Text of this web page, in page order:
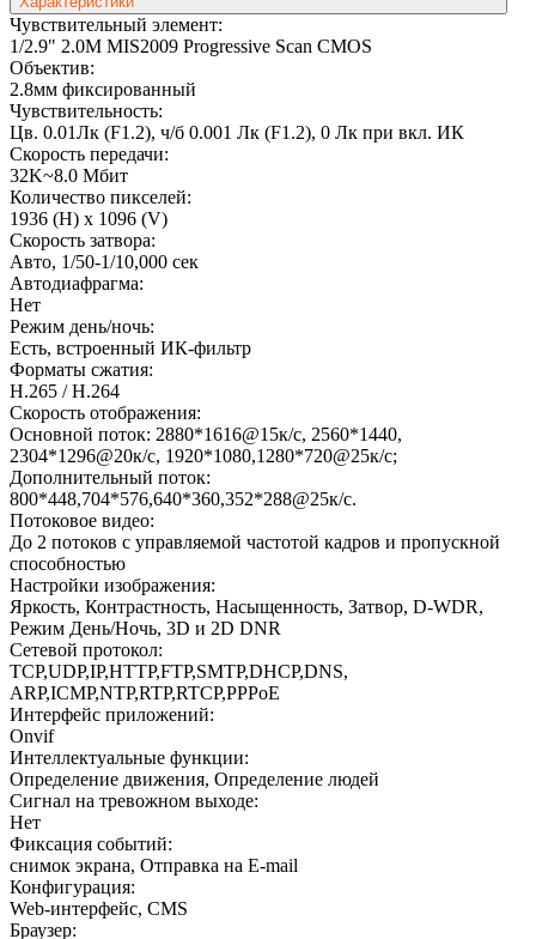
Чувствительный элемент:
1/2.9" 2.0M MIS2009 Progressive Scan CMOS
Объектив:
2.8мм фиксированный
Чувствительность:
Цв. 0.01Лк (F1.2), ч/б 0.001 Лк (F1.2), 0 Лк при вкл. ИК
Скорость передачи:
32K~8.0 Мбит
Количество пикселей:
1936 (H) x 1096 (V)
Скорость затвора:
Авто, 1/50-1/10,000 сек
Автодиафрагма:
Нет
Режим день/ночь:
Есть, встроенный ИК-фильтр
Форматы сжатия:
H.265 / H.264
Скорость отображения:
Основной поток: 2880*1616@15к/с, 2560*1440,
2304*1296@20к/с, 1920*1080,1280*720@25к/с;
Дополнительный поток:
800*448,704*576,640*360,352*288@25к/с.
Потоковое видео:
До 2 потоков с управляемой частотой кадров и пропускной
способностью
Настройки изображения:
Яркость, Контрастность, Насыщенность, Затвор, D-WDR,
Режим День/Ночь, 3D и 2D DNR
Сетевой протокол:
TCP,UDP,IP,HTTP,FTP,SMTP,DHCP,DNS,
ARP,ICMP,NTP,RTP,RTCP,PPPoE
Интерфейс приложений:
Onvif
Интеллектуальные функции:
Определение движения, Определение людей
Сигнал на тревожном выходе:
Нет
Фиксация событий:
снимок экрана, Отправка на E-mail
Конфигурация:
Web-интерфейс, CMS
Браузер: